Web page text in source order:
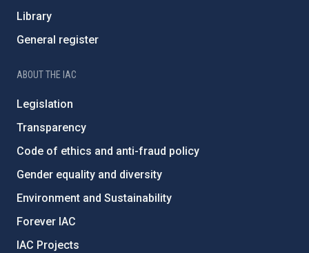
Library
General register
ABOUT THE IAC
Legislation
Transparency
Code of ethics and anti-fraud policy
Gender equality and diversity
Environment and Sustainability
Forever IAC
IAC Projects